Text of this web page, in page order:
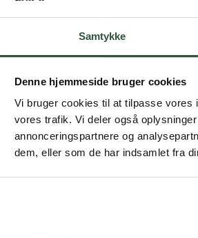
Samtykke
Denne hjemmeside bruger cookies
Vi bruger cookies til at tilpasse vores
vores trafik. Vi deler også
annonceringspartnere og
dem, eller som de har indsamlet fra